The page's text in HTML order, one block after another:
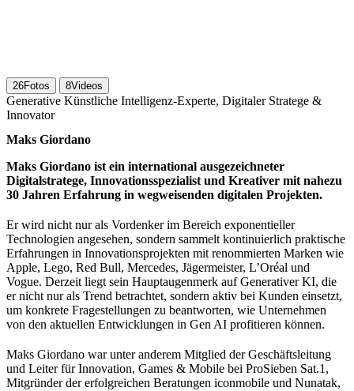
26Fotos 8Videos
Generative Künstliche Intelligenz-Experte, Digitaler Stratege &
Innovator
Maks Giordano
Maks Giordano ist ein international ausgezeichneter
Digitalstratege, Innovationsspezialist und Kreativer mit nahezu
30 Jahren Erfahrung in wegweisenden digitalen Projekten.
Er wird nicht nur als Vordenker im Bereich exponentieller
Technologien angesehen, sondern sammelt kontinuierlich praktische
Erfahrungen in Innovationsprojekten mit renommierten Marken wie
Apple, Lego, Red Bull, Mercedes, Jägermeister, L’Oréal und
Vogue. Derzeit liegt sein Hauptaugenmerk auf Generativer KI, die
er nicht nur als Trend betrachtet, sondern aktiv bei Kunden einsetzt,
um konkrete Fragestellungen zu beantworten, wie Unternehmen
von den aktuellen Entwicklungen in Gen AI profitieren können.
Maks Giordano war unter anderem Mitglied der Geschäftsleitung
und Leiter für Innovation, Games & Mobile bei ProSieben Sat.1,
Mitgründer der erfolgreichen Beratungen iconmobile und Nunatak,